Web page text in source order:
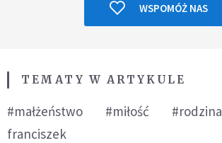
WSPOMÓŻ NAS
TEMATY W ARTYKULE
#małżeństwo #miłość #rodzina
franciszek